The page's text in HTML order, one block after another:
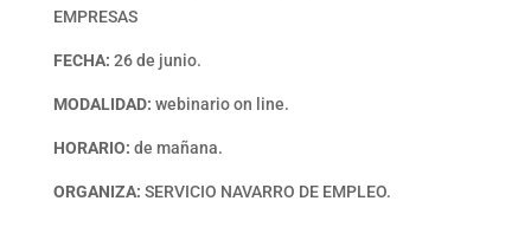
EMPRESAS
FECHA: 26 de junio.
MODALIDAD: webinario on line.
HORARIO: de mañana.
ORGANIZA: SERVICIO NAVARRO DE EMPLEO.